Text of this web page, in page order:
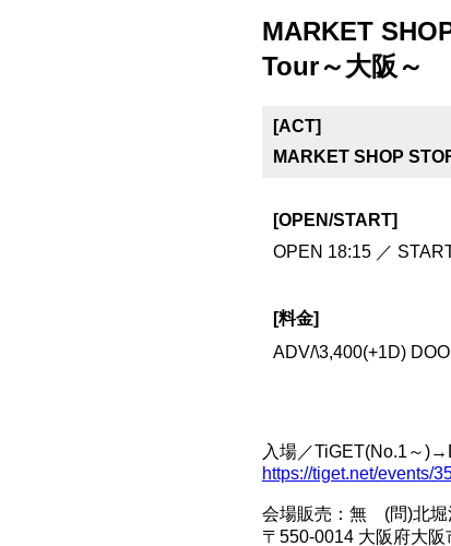
MARKET
Tour～大阪～
[ACT]
MARKET SHOP
[OPEN/START]
OPEN 18:15 ／
[料金]
ADV/\3,400(+1D)
入場／TiGET(No.1～
https://tiget.net/events/
会場販売：無 (問)北堀
〒550-0014 大阪府大